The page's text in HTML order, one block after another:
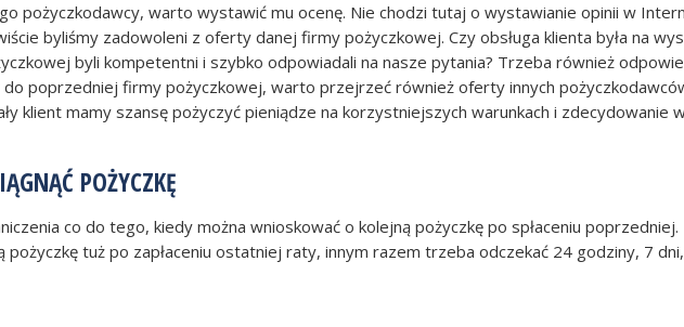
pożyczkodawcy, warto wystawić mu ocenę. Nie chodzi tutaj o wystawianie opinii w
byliśmy zadowoleni z oferty danej firmy pożyczkowej. Czy obsługa klienta była na
byli kompetentni i szybko odpowiadali na nasze pytania? Trzeba również
do poprzedniej firmy pożyczkowej, warto przejrzeć również oferty innych
klient mamy szansę pożyczyć pieniądze na korzystniejszych warunkach i zdecydowanie
POŻYCZKĘ
co do tego, kiedy można wnioskować o kolejną pożyczkę po spłaceniu
pożyczkę tuż po zapłaceniu ostatniej raty, innym razem trzeba odczekać 24 godziny, 7